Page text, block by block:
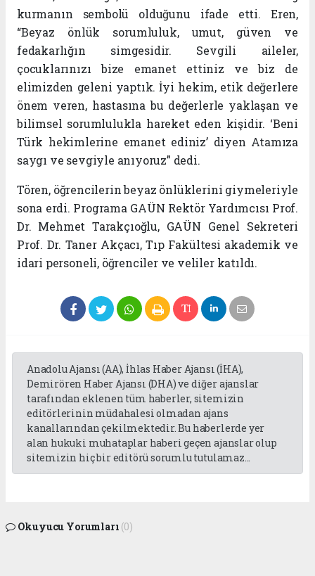
kurmanın sembolü olduğunu ifade etti. Eren,
“Beyaz önlük sorumluluk, umut, güven ve
fedakarlığın simgesidir. Sevgili aileler,
çocuklarınızı bize emanet ettiniz ve biz de
elimizden geleni yaptık. İyi hekim, etik değerlere
önem veren, hastasına bu değerlerle yaklaşan ve
bilimsel sorumlulukla hareket eden kişidir. ‘Beni
Türk hekimlerine emanet ediniz’ diyen Atamıza
saygı ve sevgiyle anıyoruz” dedi.
Tören, öğrencilerin beyaz önlüklerini giymeleriyle
sona erdi. Programa GAÜN Rektör Yardımcısı Prof.
Dr. Mehmet Tarakçıoğlu, GAÜN Genel Sekreteri
Prof. Dr. Taner Akçacı, Tıp Fakültesi akademik ve
idari personeli, öğrenciler ve veliler katıldı.
Anadolu Ajansı (AA), İhlas Haber Ajansı (İHA),
Demirören Haber Ajansı (DHA) ve diğer ajanslar
tarafından eklenen tüm haberler, sitemizin
editörlerinin müdahalesi olmadan ajans
kanallarından çekilmektedir. Bu haberlerde yer
alan hukuki muhataplar haberi geçen ajanslar olup
sitemizin hiç bir editörü sorumlu tutulamaz...
Okuyucu Yorumları (0)